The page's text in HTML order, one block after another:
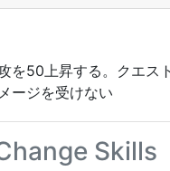
を50上昇する。クエス
ージを受けない
Skills